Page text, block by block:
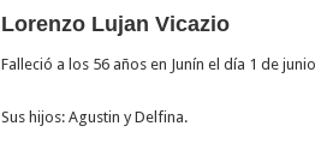
Lorenzo Lujan Vicazio
Falleció a los 56 años en Junín el día 1 de
Sus hijos: Agustin y Delfina.